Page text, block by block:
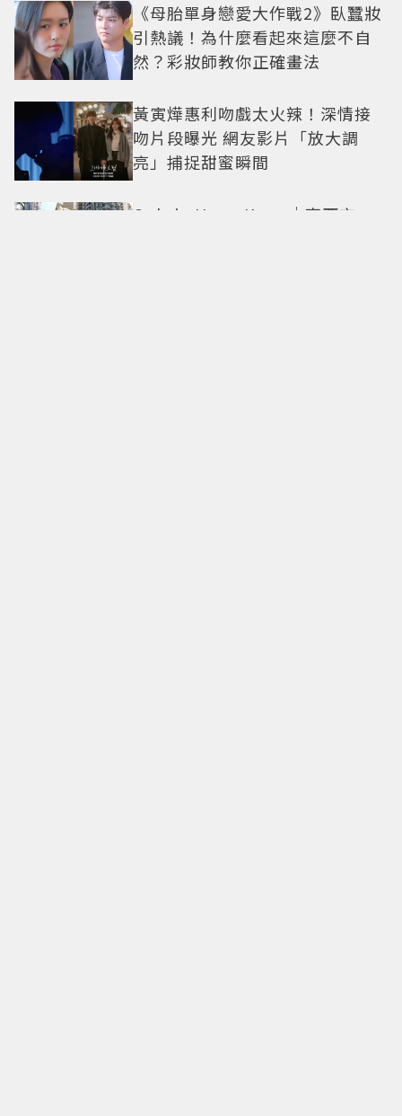
《母胎單身戀愛大作戰2》臥蠶妝
引熱議！為什麼看起來這麼不自
然？彩妝師教你正確畫法
黃寅燁惠利吻戲太火辣！深情接
吻片段曝光 網友影片「放大調
亮」捕捉甜蜜瞬間
Only in Hong Kong｜東西交